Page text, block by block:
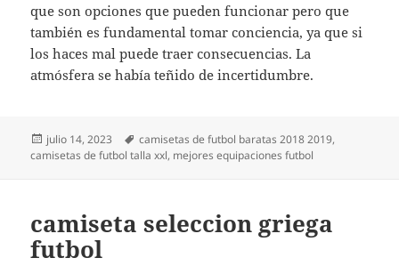
que son opciones que pueden funcionar pero que
también es fundamental tomar conciencia, ya que si
los haces mal puede traer consecuencias. La
atmósfera se había teñido de incertidumbre.
Publicado
el
julio 14, 2023 Etiquetas
camisetas de futbol baratas 2018 2019,
camisetas de futbol talla xxl, mejores equipaciones futbol
camiseta seleccion griega
futbol